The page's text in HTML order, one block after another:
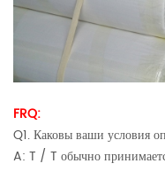
FRQ:
Q1. Каковы ваши условия
A: T / T обычно